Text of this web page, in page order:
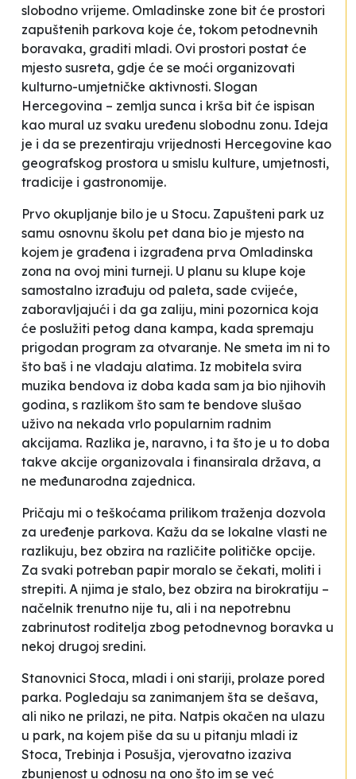
slobodno vrijeme. Omladinske zone bit će prostori
zapuštenih parkova koje će, tokom petodnevnih
boravaka, graditi mladi. Ovi prostori postat će
mjesto susreta, gdje će se moći organizovati
kulturno-umjetničke aktivnosti. Slogan
Hercegovina – zemlja sunca i krša bit će ispisan
kao mural uz svaku uređenu slobodnu zonu. Ideja
je i da se prezentiraju vrijednosti Hercegovine kao
geografskog prostora u smislu kulture, umjetnosti,
tradicije i gastronomije.
Prvo okupljanje bilo je u Stocu. Zapušteni park uz
samu osnovnu školu pet dana bio je mjesto na
kojem je građena i izgrađena prva Omladinska
zona na ovoj mini turneji. U planu su klupe koje
samostalno izrađuju od paleta, sade cvijeće,
zaboravljajući i da ga zaliju, mini pozornica koja
će poslužiti petog dana kampa, kada spremaju
prigodan program za otvaranje. Ne smeta im ni to
što baš i ne vladaju alatima. Iz mobitela svira
muzika bendova iz doba kada sam ja bio njihovih
godina, s razlikom što sam te bendove slušao
uživo na nekada vrlo popularnim radnim
akcijama. Razlika je, naravno, i ta što je u to doba
takve akcije organizovala i finansirala država, a
ne međunarodna zajednica.
Pričaju mi o teškoćama prilikom traženja dozvola
za uređenje parkova. Kažu da se lokalne vlasti ne
razlikuju, bez obzira na različite političke opcije.
Za svaki potreban papir moralo se čekati, moliti i
strepiti. A njima je stalo, bez obzira na birokratiju –
načelnik trenutno nije tu, ali i na nepotrebnu
zabrinutost roditelja zbog petodnevnog boravka u
nekoj drugoj sredini.
Stanovnici Stoca, mladi i oni stariji, prolaze pored
parka. Pogledaju sa zanimanjem šta se dešava,
ali niko ne prilazi, ne pita. Natpis okačen na ulazu
u park, na kojem piše da su u pitanju mladi iz
Stoca, Trebinja i Posušja, vjerovatno izaziva
zbunjenost u odnosu na ono što im se već